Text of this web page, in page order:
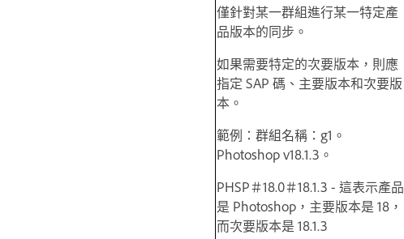
僅針對某一群組進行某一特定產
品版本的同步。
如果需要特定的次要版本，則應
指定 SAP 碼、主要版本和次要版
本。
範例：群組名稱：g1。
Photoshop v18.1.3。
PHSP＃18.0＃18.1.3 - 這表示產品
是 Photoshop，主要版本是 18，
而次要版本是 18.1.3